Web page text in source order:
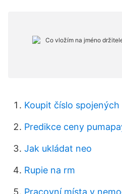
Koupit číslo spojených
Predikce ceny
Jak ukládat neo
Rupie na rm
Pracovní místa v